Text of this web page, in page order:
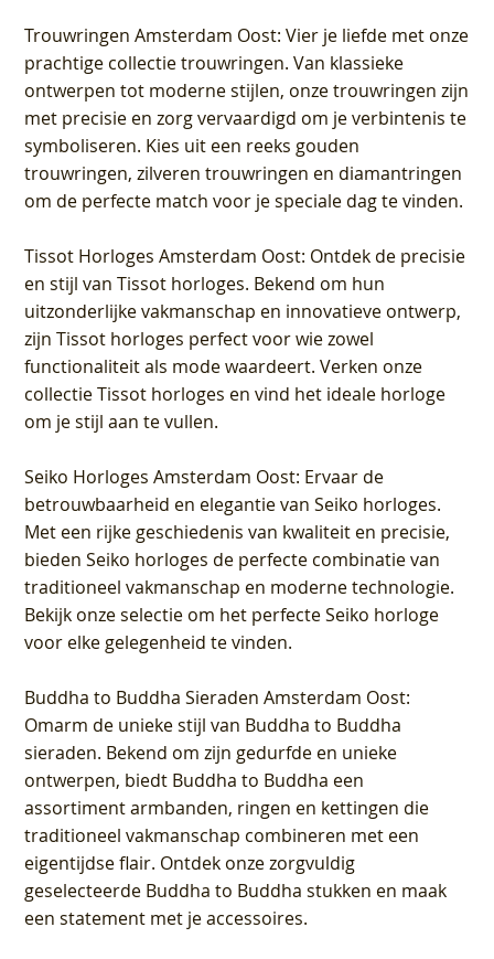
Trouwringen Amsterdam Oost: Vier je liefde met onze
prachtige collectie trouwringen. Van klassieke
ontwerpen tot moderne stijlen, onze trouwringen zijn
met precisie en zorg vervaardigd om je verbintenis te
symboliseren. Kies uit een reeks gouden
trouwringen, zilveren trouwringen en diamantringen
om de perfecte match voor je speciale dag te vinden.
Tissot Horloges Amsterdam Oost: Ontdek de precisie
en stijl van Tissot horloges. Bekend om hun
uitzonderlijke vakmanschap en innovatieve ontwerp,
zijn Tissot horloges perfect voor wie zowel
functionaliteit als mode waardeert. Verken onze
collectie Tissot horloges en vind het ideale horloge
om je stijl aan te vullen.
Seiko Horloges Amsterdam Oost: Ervaar de
betrouwbaarheid en elegantie van Seiko horloges.
Met een rijke geschiedenis van kwaliteit en precisie,
bieden Seiko horloges de perfecte combinatie van
traditioneel vakmanschap en moderne technologie.
Bekijk onze selectie om het perfecte Seiko horloge
voor elke gelegenheid te vinden.
Buddha to Buddha Sieraden Amsterdam Oost:
Omarm de unieke stijl van Buddha to Buddha
sieraden. Bekend om zijn gedurfde en unieke
ontwerpen, biedt Buddha to Buddha een
assortiment armbanden, ringen en kettingen die
traditioneel vakmanschap combineren met een
eigentijdse flair. Ontdek onze zorgvuldig
geselecteerde Buddha to Buddha stukken en maak
een statement met je accessoires.